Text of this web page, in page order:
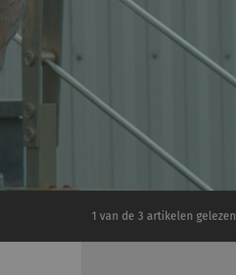
1 van de 3 artikelen gelezen